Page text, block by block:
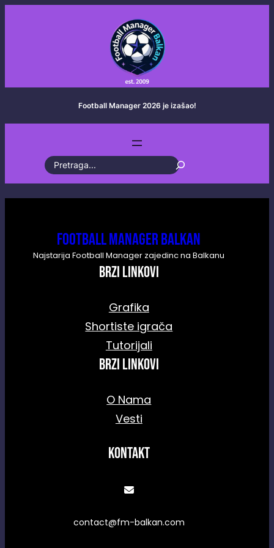
Football Manager 2026 je izašao!
S
e
a
h
Football Manager Balkan
Najstarija Football Manager zajedinc na Balkanu
BRZI LINKOVI
Grafika
Shortiste igrača
Tutorijali
Brzi linkovi
O Nama
Vesti
Kontakt
contact@fm-balkan.com